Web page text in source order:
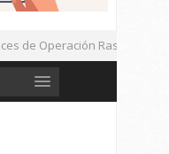
Operación Rastrillo.
Cultural de Guadalupe.